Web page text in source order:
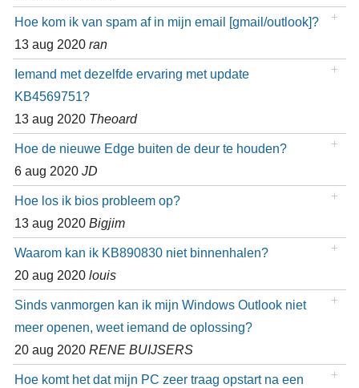
Hoe kom ik van spam af in mijn email [gmail/outlook]?
13 aug 2020 ran
Iemand met dezelfde ervaring met update
KB4569751?
13 aug 2020 Theoard
Hoe de nieuwe Edge buiten de deur te houden?
6 aug 2020 JD
Hoe los ik bios probleem op?
13 aug 2020 Bigjim
Waarom kan ik KB890830 niet binnenhalen?
20 aug 2020 louis
Sinds vanmorgen kan ik mijn Windows Outlook niet
meer openen, weet iemand de oplossing?
20 aug 2020 RENE BUIJSERS
Hoe komt het dat mijn PC zeer traag opstart na een